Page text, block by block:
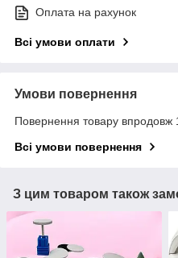
Оплата на рахунок
Всі умови оплати
Умови повернення
Повернення товару впродовж
Всі умови повернення
З цим товаром також